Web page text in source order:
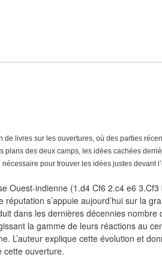
livres sur les ouvertures, où des parties
plans des deux camps, les idées cachées
pour trouver les idées justes devant
Ouest-indienne (1.d4 Cf6 2.c4 e6
s’appuie aujourd’hui sur la
dans les dernières décennies nombre
la gamme de leurs réactions au
L’auteur explique cette évolution et
cette ouverture.